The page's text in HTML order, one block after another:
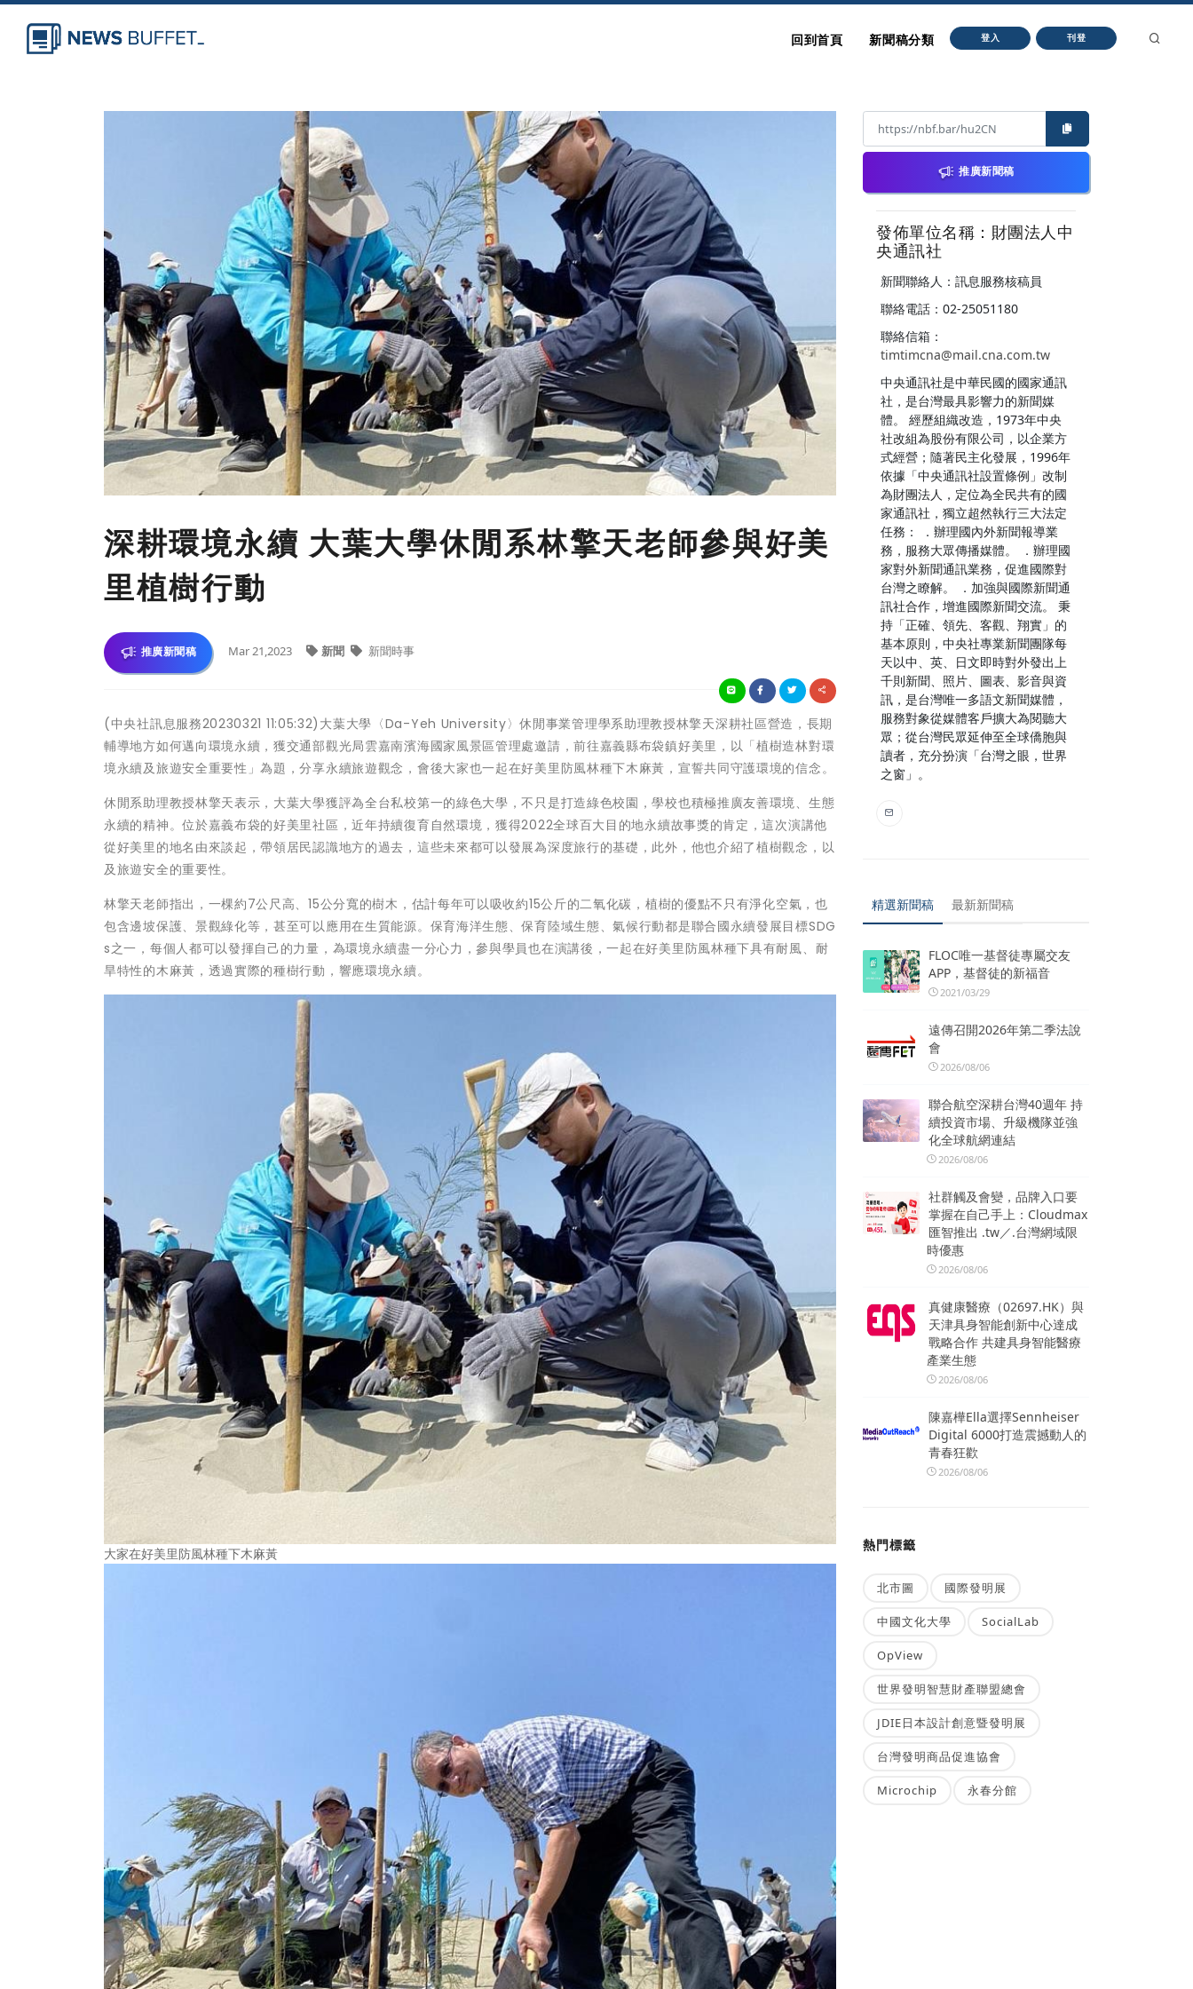
回到首頁 新聞稿分類 登入 刊登
深耕環境永續 大葉大學休閒系林擎天老師參與好美
里植樹行動
推廣新聞稿 Mar 21,2023 新聞 新聞時事
(中央社訊息服務20230321 11:05:32)大葉大學〈Da-Yeh University〉休閒事業管理學系助理教授林擎天深耕社區營造，長期
輔導地方如何邁向環境永續，獲交通部觀光局雲嘉南濱海國家風景區管理處邀請，前往嘉義縣布袋鎮好美里，以「植樹造林對環
境永續及旅遊安全重要性」為題，分享永續旅遊觀念，會後大家也一起在好美里防風林種下木麻黃，宣誓共同守護環境的信念。
休閒系助理教授林擎天表示，大葉大學獲評為全台私校第一的綠色大學，不只是打造綠色校園，學校也積極推廣友善環境、生態
永續的精神。位於嘉義布袋的好美里社區，近年持續復育自然環境，獲得2022全球百大目的地永續故事獎的肯定，這次演講他
從好美里的地名由來談起，帶領居民認識地方的過去，這些未來都可以發展為深度旅行的基礎，此外，他也介紹了植樹觀念，以
及旅遊安全的重要性。
林擎天老師指出，一棵約7公尺高、15公分寬的樹木，估計每年可以吸收約15公斤的二氧化碳，植樹的優點不只有淨化空氣，也
包含邊坡保護、景觀綠化等，甚至可以應用在生質能源。保育海洋生態、保育陸域生態、氣候行動都是聯合國永續發展目標SDG
s之一，每個人都可以發揮自己的力量，為環境永續盡一分心力，參與學員也在演講後，一起在好美里防風林種下具有耐風、耐
旱特性的木麻黃，透過實際的種樹行動，響應環境永續。
大家在好美里防風林種下木麻黃
推廣新聞稿
發佈單位名稱：財團法人中
央通訊社
新聞聯絡人：訊息服務核稿員
聯絡電話：02-25051180
聯絡信箱：
timtimcna@mail.cna.com.tw
中央通訊社是中華民國的國家通訊
社，是台灣最具影響力的新聞媒
體。 經歷組織改造，1973年中央
社改組為股份有限公司，以企業方
式經營；隨著民主化發展，1996年
依據「中央通訊社設置條例」改制
為財團法人，定位為全民共有的國
家通訊社，獨立超然執行三大法定
任務： ．辦理國內外新聞報導業
務，服務大眾傳播媒體。 ．辦理國
家對外新聞通訊業務，促進國際對
台灣之瞭解。 ．加強與國際新聞通
訊社合作，增進國際新聞交流。 秉
持「正確、領先、客觀、翔實」的
基本原則，中央社專業新聞團隊每
天以中、英、日文即時對外發出上
千則新聞、照片、圖表、影音與資
訊，是台灣唯一多語文新聞媒體，
服務對象從媒體客戶擴大為閱聽大
眾；從台灣民眾延伸至全球僑胞與
讀者，充分扮演「台灣之眼，世界
之窗」。
精選新聞稿 最新新聞稿
FLOC唯一基督徒專屬交友
APP，基督徒的新福音
2021/03/29
遠傳召開2026年第二季法說
會
2026/08/06
聯合航空深耕台灣40週年 持
續投資市場、升級機隊並強
化全球航網連結
2026/08/06
社群觸及會變，品牌入口要
掌握在自己手上：Cloudmax
匯智推出 .tw／.台灣網域限
時優惠
2026/08/06
真健康醫療（02697.HK）與
天津具身智能創新中心達成
戰略合作 共建具身智能醫療
產業生態
2026/08/06
陳嘉樺Ella選擇Sennheiser
Digital 6000打造震撼動人的
青春狂歡
2026/08/06
熱門標籤
北市圖 國際發明展
中國文化大學 SocialLab
OpView
世界發明智慧財產聯盟總會
JDIE日本設計創意暨發明展
台灣發明商品促進協會
Microchip 永春分館